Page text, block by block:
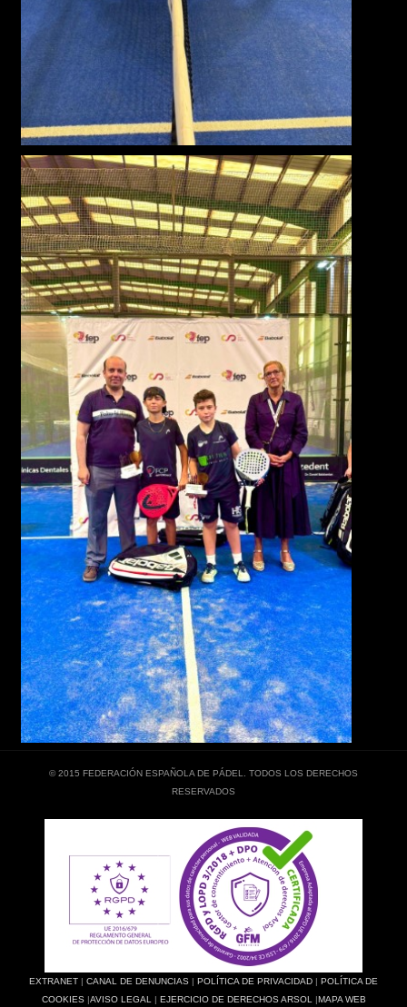
© 2015 FEDERACIÓN ESPAÑOLA DE PÁDEL. TODOS LOS DERECHOS
RESERVADOS
EXTRANET | CANAL DE DENUNCIAS | POLÍTICA DE PRIVACIDAD | POLÍTICA DE
COOKIES|AVISO LEGAL | EJERCICIO DE DERECHOS ARSOL |MAPA WEB